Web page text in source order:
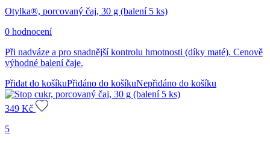
Otylka®, porcovaný čaj, 30 g (balení 5 ks)
0 hodnocení
Při nadváze a pro snadnější kontrolu hmotnosti (díky maté). Cenově
výhodné balení čaje.
Přidat do košíkuPřidáno do košíkuNepřidáno do košíku
349 Kč
5